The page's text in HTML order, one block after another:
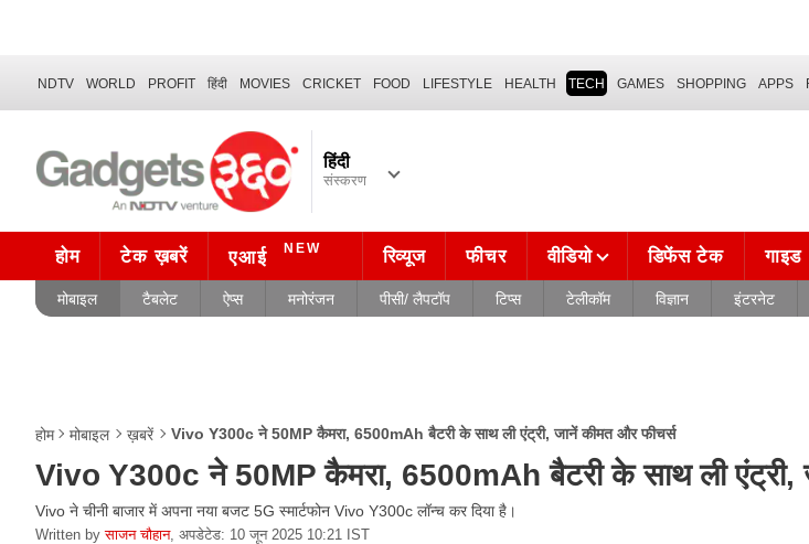
NDTV WORLD PROFIT हिंदी MOVIES CRICKET FOOD LIFESTYLE HEALTH TECH GAMES SHOPPING APPS
हिंदी
संस्करण
होम टेक ख़बरें एआई NEW रिव्यूज फीचर वीडियो डिफेंस टेक गाइड
मोबाइल टैबलेट ऐप्स मनोरंजन पीसी/ लैपटॉप टिप्स टेलीकॉम विज्ञान इंटरनेट
होम मोबाइल ख़बरें Vivo Y300c ने 50MP कैमरा, 6500mAh बैटरी के साथ ली एंट्री, जानें कीमत और फीचर्स
Vivo Y300c ने 50MP कैमरा, 6500mAh बैटरी के साथ ली एंट्री,
Vivo ने चीनी बाजार में अपना नया बजट 5G स्मार्टफोन Vivo Y300c लॉन्च कर दिया है।
Written byसाजन चौहान, अपडेटेड: 10 जून 2025 10:21 IST